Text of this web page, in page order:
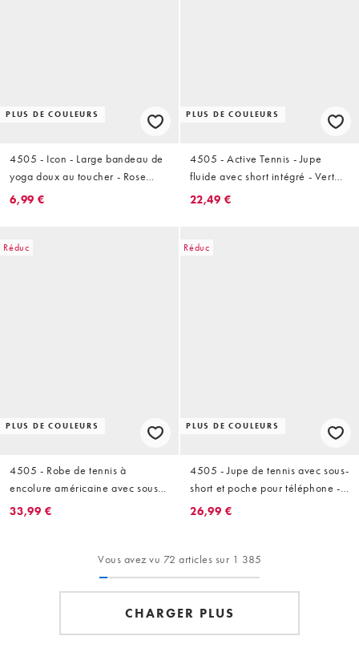
PLUS DE COULEURS
4505 - Icon - Large bandeau de
yoga doux au toucher - Rose
blush
6,99 €
PLUS DE COULEURS
4505 - Active Tennis - Jupe
fluide avec short intégré - Vert
court
22,49 €
Réduc
PLUS DE COULEURS
4505 - Robe de tennis à
encolure américaine avec sous-
short - Blanc
33,99 €
Réduc
PLUS DE COULEURS
4505 - Jupe de tennis avec sous-
short et poche pour téléphone -
Bleu marine foncé
26,99 €
Vous avez vu 72 articles sur 1 385
CHARGER PLUS